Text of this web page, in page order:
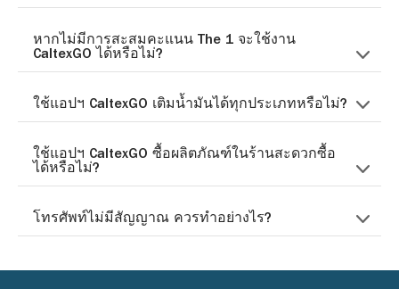
หากไม่มีการสะสมคะแนน The 1 จะใช้งาน
CaltexGO ได้หรือไม่?
ใช้แอปฯ CaltexGO เติมน้ำมันได้ทุกประเภทหรือไม่?
ใช้แอปฯ CaltexGO ซื้อผลิตภัณฑ์ในร้านสะดวกซื้อ
ได้หรือไม่?
โทรศัพท์ไม่มีสัญญาณ ควรทำอย่างไร?